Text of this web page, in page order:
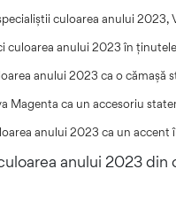
culoarea anului 2023,
culoarea anului 2023 în
anului 2023 ca o cămașă
Magenta ca un accesoriu
anului 2023 ca un accent
anului 2023 din